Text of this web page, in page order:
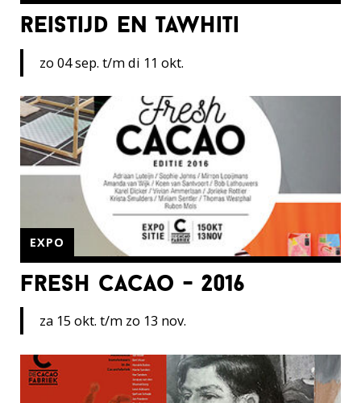
reistijd en tawhiti
zo 04 sep. t/m di 11 okt.
fresh cacao - 2016
EXPO
za 15 okt. t/m zo 13 nov.